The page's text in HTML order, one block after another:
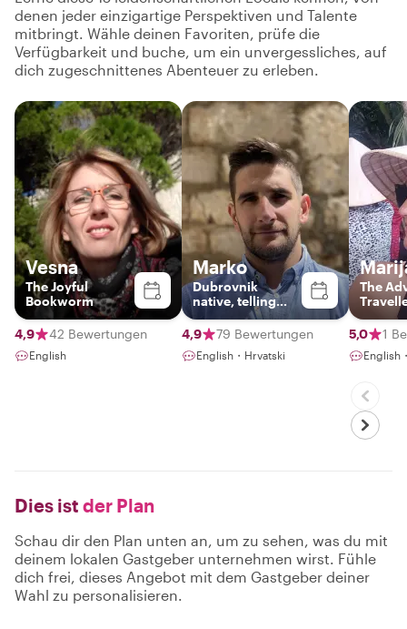
denen jeder einzigartige Perspektiven und Talente
mitbringt. Wähle deinen Favoriten, prüfe die
Verfügbarkeit und buche, um ein unvergessliches, auf
dich zugeschnittenes Abenteuer zu erleben.
Vesna
The Joyful
Bookworm
4,9 42 Bewertungen
English
Marko
Dubrovnik
native, telling
stories of the city
4,9
79 Bewertungen
English・Hrvatski
The
5,0 1
English
Dies ist der Plan
Schau dir den Plan unten an, um zu sehen, was du mit
deinem lokalen Gastgeber unternehmen wirst. Fühle
dich frei, dieses Angebot mit dem Gastgeber deiner
Wahl zu personalisieren.